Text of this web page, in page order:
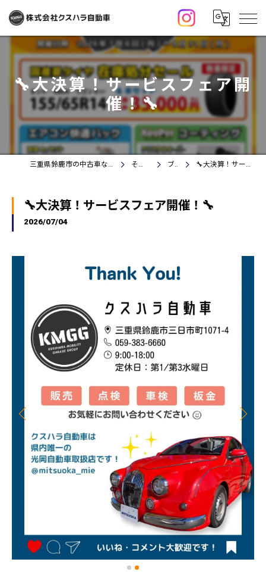
🔧大決算！サービスフェア開
催！🔧
三重県鈴鹿市の中古車なら株式会社クスハラ自動車 その他情報 ブログ 🔧大決算！サービスフェア開催！🔧
🔧大決算！サービスフェア開催！🔧
2026/07/04